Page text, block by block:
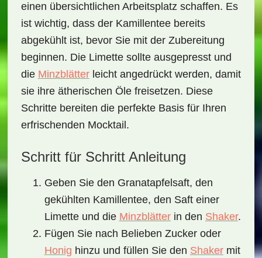
einen übersichtlichen Arbeitsplatz schaffen. Es
ist wichtig, dass der Kamillentee bereits
abgekühlt ist, bevor Sie mit der Zubereitung
beginnen. Die Limette sollte ausgepresst und
die Minzblätterleicht angedrückt werden, damit
sie ihre ätherischen Öle freisetzen. Diese
Schritte bereiten die perfekte Basis für Ihren
erfrischenden Mocktail.
Schritt für Schritt Anleitung
Geben Sie den Granatapfelsaft, den
gekühlten Kamillentee, den Saft einer
Limette und die Minzblätterin den Shaker.
Fügen Sie nach Belieben Zucker oder
Honig hinzu und füllen Sie den Shakermit